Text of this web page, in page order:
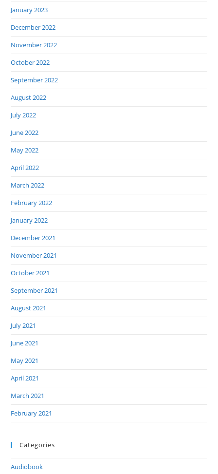
January 2023
December 2022
November 2022
October 2022
September 2022
August 2022
July 2022
June 2022
May 2022
April 2022
March 2022
February 2022
January 2022
December 2021
November 2021
October 2021
September 2021
August 2021
July 2021
June 2021
May 2021
April 2021
March 2021
February 2021
Categories
Audiobook